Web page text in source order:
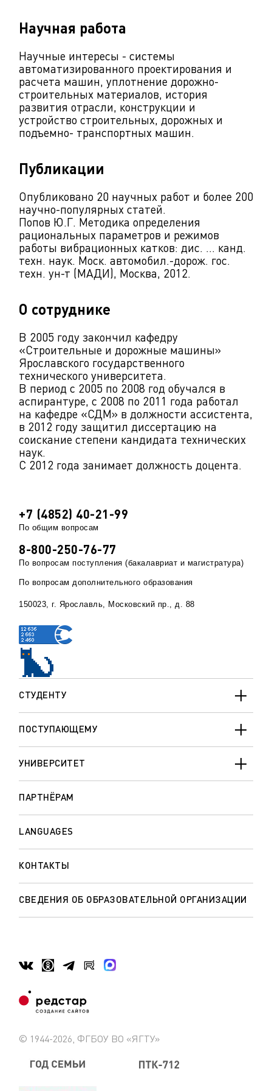
Научная работа
Научные интересы - системы
автоматизированного проектирования и
расчета машин, уплотнение дорожно-
строительных материалов, история
развития отрасли, конструкции и
устройство строительных, дорожных и
подъемно- транспортных машин.
Публикации
Опубликовано 20 научных работ и более 200
научно-популярных статей.
Попов Ю.Г. Методика определения
рациональных параметров и режимов
работы вибрационных катков: дис. ... канд.
техн. наук. Моск. автомобил.-дорож. гос.
техн. ун-т (МАДИ), Москва, 2012.
О сотруднике
В 2005 году закончил кафедру
«Строительные и дорожные машины»
Ярославского государственного
технического университета.
В период с 2005 по 2008 год обучался в
аспирантуре, с 2008 по 2011 года работал
на кафедре «СДМ» в должности ассистента,
в 2012 году защитил диссертацию на
соискание степени кандидата технических
наук.
С 2012 года занимает должность доцента.
СТУДЕНТУ
ПОСТУПАЮЩЕМУ
УНИВЕРСИТЕТ
ПАРТНЁРАМ
LANGUAGES
КОНТАКТЫ
СВЕДЕНИЯ ОБ ОБРАЗОВАТЕЛЬНОЙ ОРГАНИЗАЦИИ
+7 (4852) 40-21-99
По общим вопросам
8-800-250-76-77
По вопросам поступления (бакалавриат и магистратура)
По вопросам дополнительного образования
150023, г. Ярославль, Московский пр., д. 88
© 1944-2026, ФГБОУ ВО «ЯГТУ»